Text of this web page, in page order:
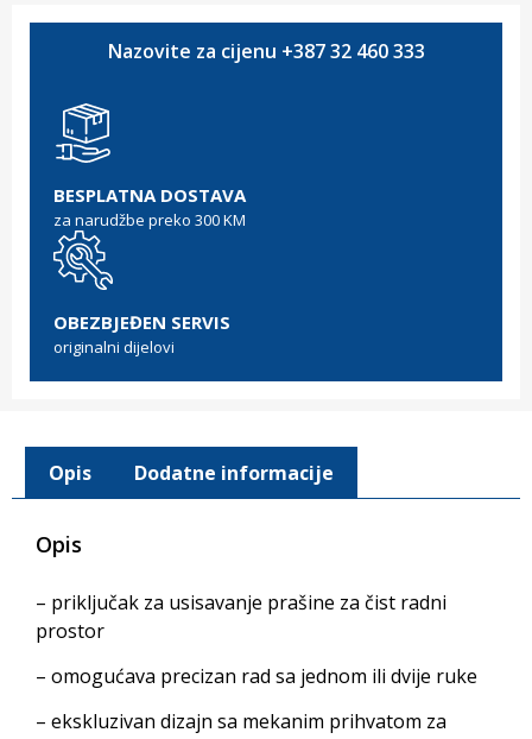
Nazovite za cijenu +387 32 460 333
BESPLATNA DOSTAVA
za narudžbe preko 300 KM
OBEZBJEĐEN SERVIS
originalni dijelovi
Opis Dodatne informacije
Opis
– priključak za usisavanje prašine za čist radni
prostor
– omogućava precizan rad sa jednom ili dvije ruke
– ekskluzivan dizajn sa mekanim prihvatom za